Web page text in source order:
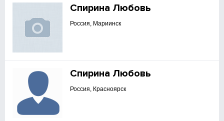
Спирина Любовь
Россия, Мариинск
Спирина Любовь
Россия, Красноярск